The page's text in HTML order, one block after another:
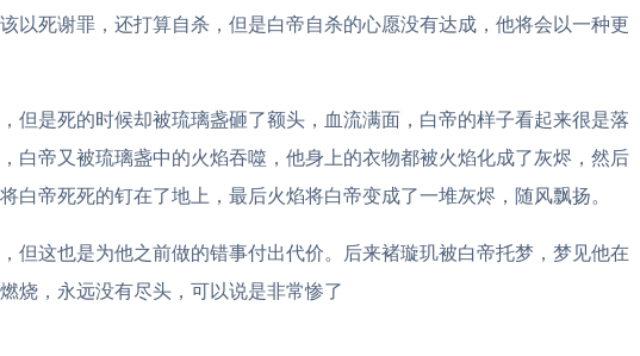
以死谢罪，还打算自杀，但是白帝自杀的心愿没有达成，他将会以一种更
但是死的时候却被琉璃盏砸了额头，血流满面，白帝的样子看起来很是落
白帝又被琉璃盏中的火焰吞噬，他身上的衣物都被火焰化成了灰烬，然后
白帝死死的钉在了地上，最后火焰将白帝变成了一堆灰烬，随风飘扬。
但这也是为他之前做的错事付出代价。后来褚璇玑被白帝托梦，梦见他在
烧，永远没有尽头，可以说是非常惨了